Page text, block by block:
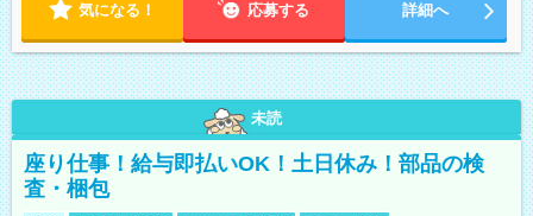
気になる！ 応募する 詳細へ
未読
座り仕事！給与即払いOK！土日休み！部品の検
査・梱包